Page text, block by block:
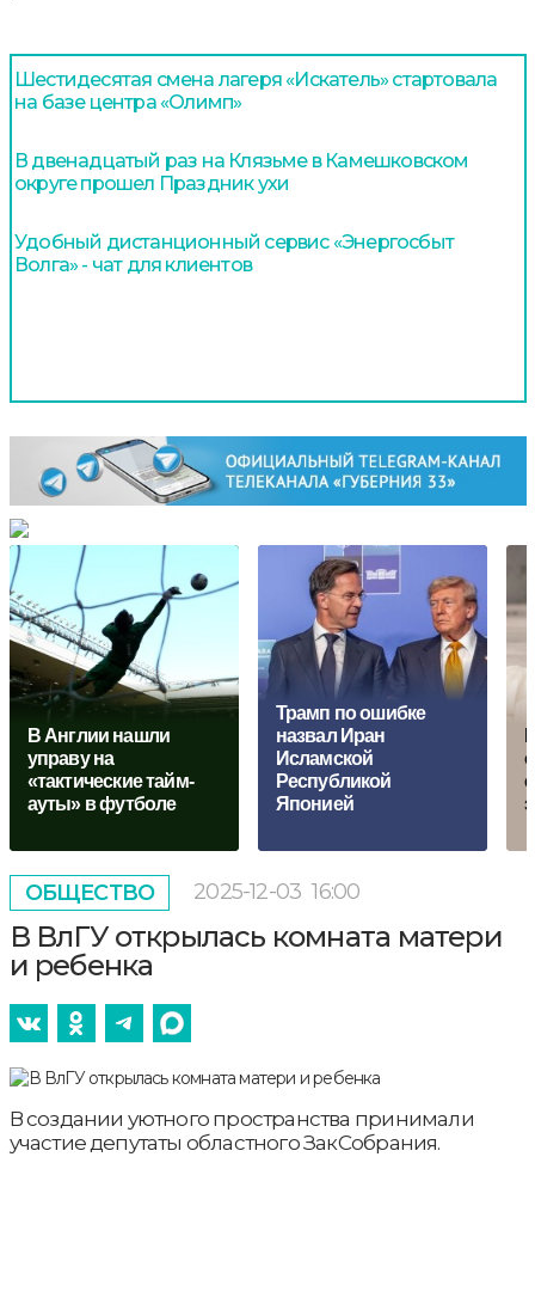
Шестидесятая смена лагеря «Искатель» стартовала
на базе центра «Олимп»
В двенадцатый раз на Клязьме в Камешковском
округе прошел Праздник ухи
Удобный дистанционный сервис «Энергосбыт
Волга» - чат для клиентов
В Англии нашли
управу на
«тактические тайм-
ауты» в футболе
Трамп по ошибке
назвал Иран
Исламской
Республикой
Японией
ОБЩЕСТВО 2025-12-03 16:00
В ВлГУ открылась комната матери
и ребенка
В создании уютного пространства принимали
участие депутаты областного ЗакСобрания.